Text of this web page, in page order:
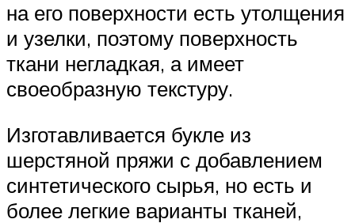
на его поверхности есть утолщения
и узелки, поэтому поверхность
ткани негладкая, а имеет
своеобразную текстуру.
Изготавливается букле из
шерстяной пряжи с добавлением
синтетического сырья, но есть и
более легкие варианты тканей,